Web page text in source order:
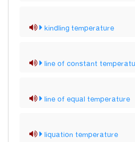
kindling temperature
line of constant
line of equal temperature
liquation temperature